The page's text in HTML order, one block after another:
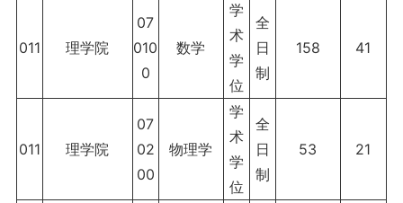
011 理学院
07
010
0
数学
学
术
学
位
全
日
制
158 41
011 理学院
07
02
00
物理学
学
术
学
位
全
日
制
53 21